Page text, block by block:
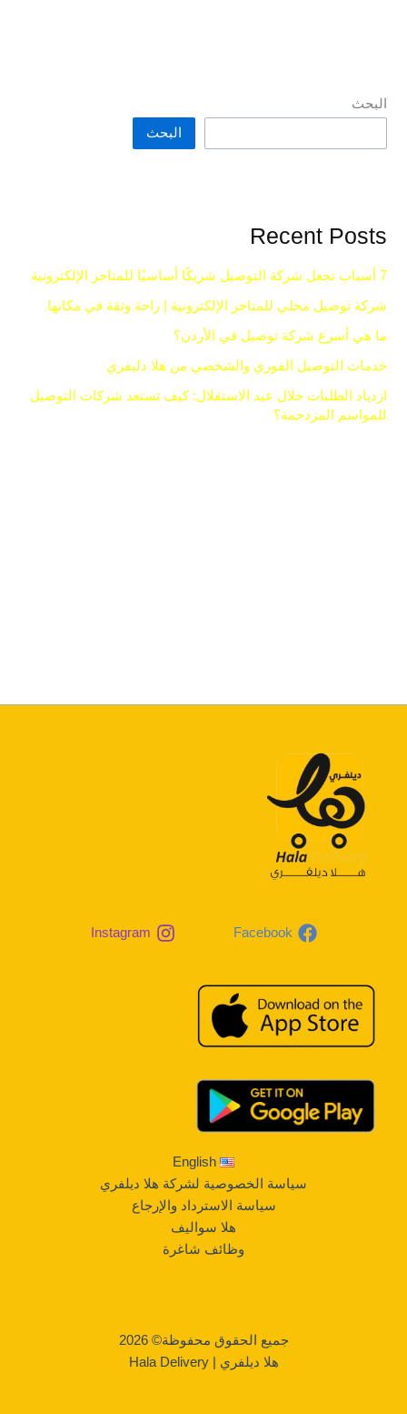
البحث
البحث
Recent Posts
7 أسباب تجعل شركة التوصيل شريكًا أساسيًا للمتاجر الإلكترونية
شركة توصيل محلي للمتاجر الإلكترونية | راحة وثقة في مكانها
ما هي أسرع شركة توصيل في الأردن؟
خدمات التوصيل الفوري والشخصي من هلا دليفري
ازدياد الطلبات خلال عيد الاستقلال: كيف تستعد شركات التوصيل
للمواسم المزدحمة؟
Facebook
Instagram
English
سياسة الخصوصية لشركة هلا ديلفري
سياسة الاسترداد والإرجاع
هلا سواليف
وظائف شاغرة
جميع الحقوق محفوظة© 2026
هلا ديلفري | Hala Delivery